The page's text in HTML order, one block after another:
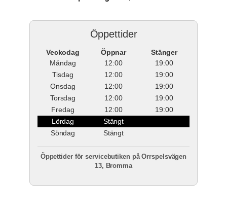
Öppettider
Veckodag Öppnar
Stänger
Måndag
12:00
19:00
Tisdag
12:00
19:00
Onsdag
12:00
19:00
Torsdag
12:00
19:00
Fredag
12:00
19:00
Lördag
Stängt
Söndag
Stängt
Öppettider för servicebutiken på Orrspelsvägen
13, Bromma